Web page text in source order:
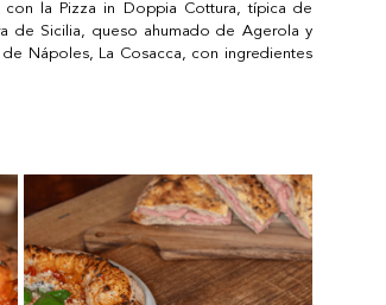
la Pizza in Doppia Cottura, típica de
de Sicilia, queso ahumado de Agerola y
de Nápoles, La Cosacca, con ingredientes